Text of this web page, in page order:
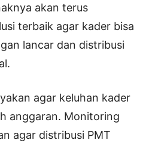
akan terus
terbaik agar kader bisa
lancar dan distribusi
agar keluhan kader
anggaran. Monitoring
agar distribusi PMT